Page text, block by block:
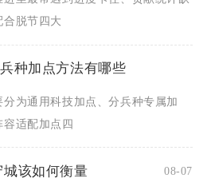
脱节四大
种加点方法有哪些
为通用科技加点、分兵种专属加
容适配加点四
该如何衡量 08-07